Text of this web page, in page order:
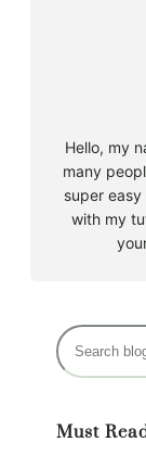
Hello, my
many
super
with my
B
u
a
Must